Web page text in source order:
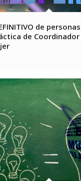
de
de